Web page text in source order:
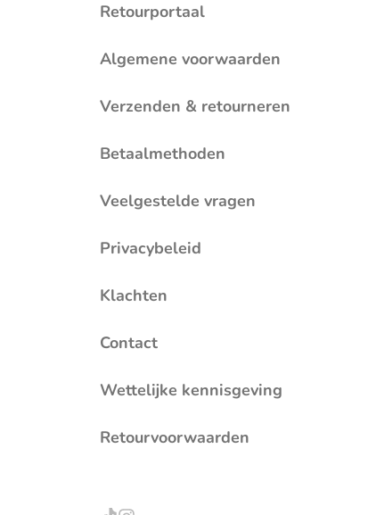
Retourportaal
Algemene voorwaarden
Verzenden & retourneren
Betaalmethoden
Veelgestelde vragen
Privacybeleid
Klachten
Contact
Wettelijke kennisgeving
Retourvoorwaarden